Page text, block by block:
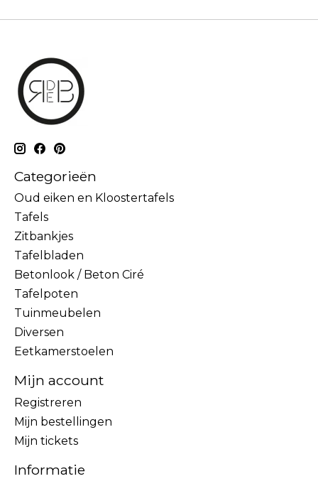
Categorieën
Oud eiken en Kloostertafels
Tafels
Zitbankjes
Tafelbladen
Betonlook / Beton Ciré
Tafelpoten
Tuinmeubelen
Diversen
Eetkamerstoelen
Mijn account
Registreren
Mijn bestellingen
Mijn tickets
Informatie